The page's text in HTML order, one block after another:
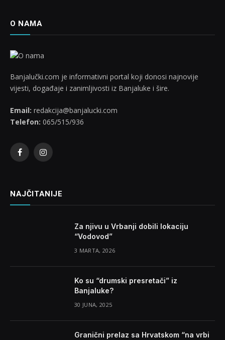
O NAMA
Banjalučki.com je informativni portal koji donosi najnovije
vijesti, događaje i zanimljivosti iz Banjaluke i šire.
Email: redakcija@banjalucki.com
Telefon: 065/515/936
FacebookInstagram
NAJČITANIJE
Za njivu u Vrbanji dobili lokaciju
“Vodovod”
3 MARTA, 2026
Ko su “drumski presretači” iz
Banjaluke?
30 JUNA, 2025
Granični prelaz sa Hrvatskom “na vrbi